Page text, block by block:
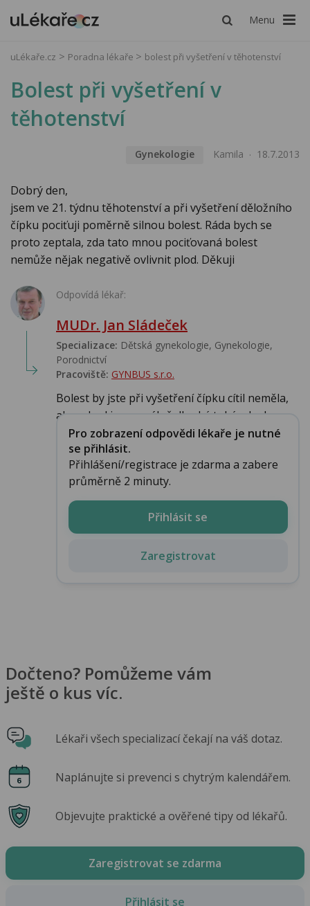
Menu
uLékaře.cz Poradna lékaře bolest při vyšetření v těhotenství
Bolest při vyšetření v
těhotenství
Gynekologie Kamila 18.7.2013
Dobrý den,
jsem ve 21. týdnu těhotenství a při vyšetření děložního
čípku pociťuji poměrně silnou bolest. Ráda bych se
proto zeptala, zda tato mnou pociťovaná bolest
nemůže nějak negativě ovlivnit plod. Děkuji
Odpovídá lékař:
MUDr. Jan Sládeček
Specializace: Dětská gynekologie, Gynekologie,
Porodnictví
Pracoviště: GYNBUS s.r.o.
Bolest by jste při vyšetření čípku cítil neměla,
ale pokud je normálně dlouhý tuhý a hrd...
Pro zobrazení odpovědi lékaře je nutné
se přihlásit.
Přihlášení/registrace je zdarma a zabere
průměrně 2 minuty.
Přihlásit se
Zaregistrovat
Dočteno? Pomůžeme vám
ještě o kus víc.
Lékaři všech specializací čekají na váš dotaz.
Naplánujte si prevenci s chytrým kalendářem.
Objevujte praktické a ověřené tipy od lékařů.
Zaregistrovat se zdarma
Přihlásit se